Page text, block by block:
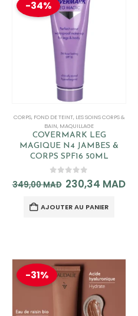
-34%
CORPS, FOND DE TEINT, LES SOINS CORPS &
BAIN, MAQUILLAGE
COVERMARK LEG
MAGIQUE N4 JAMBES &
CORPS SPF16 50ML
out of 5
349,00MAD 230,34 MAD
AJOUTER AU PANIER
-31%